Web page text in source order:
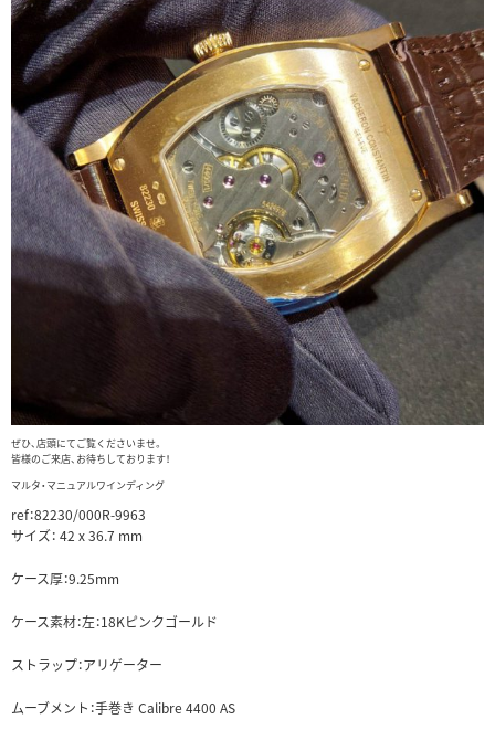
ぜひ、店頭にてご覧くださいませ。
皆様のご来店、お待ちしております！
マルタ・マニュアルワインディング
ref：82230/000R-9963
サイズ： 42 x 36.7 mm
ケース厚：9.25mm
ケース素材：左：18Kピンクゴールド
ストラップ：アリゲーター
ムーブメント：手巻き Calibre 4400 AS